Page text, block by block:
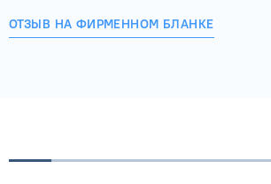
ОТЗЫВ НА ФИРМЕННОМ БЛАНКЕ